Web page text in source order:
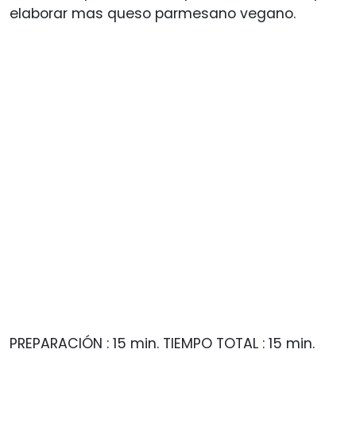
elaborar mas queso parmesano vegano.
PREPARACIÓN : 15 min. TIEMPO TOTAL : 15 min.